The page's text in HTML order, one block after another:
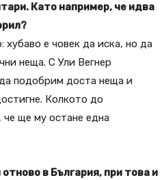
Като например, че идва
е човек да иска, но да
неща. С Ули Вегнер
подобрим доста неща и
Колкото до
че ще му остане една
в България, при това и